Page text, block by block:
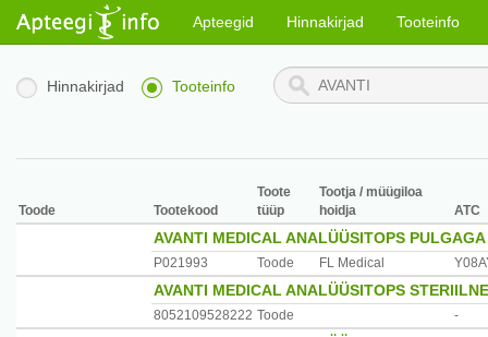
Apteegid Hinnakirjad Tooteinfo
Hinnakirjad Tooteinfo
Toode Tootekood
Toote
tüüp
Tootja / müügiloa
hoidja
ATC
AVANTI MEDICAL ANALÜÜSITOPS
P021993 Toode FL Medical
AVANTI MEDICAL ANALÜÜSITOPS
8052109528222 Toode -